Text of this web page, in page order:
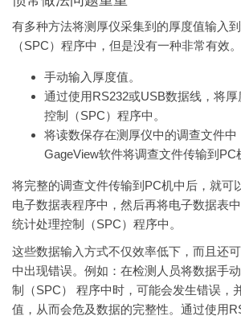
有多种方法将测厚仪采集到的厚度值输入
（SPC）程序中，但是没有一种非常有效
手动输入厚度值。
通过使用RS232或USB数据线，将
控制（SPC）程序中。
将读数保存在测厚仪中的调查文件中
GageView软件将调查文件传输到PC
将完整的调查文件传输到PC机中后，就可
电子数据表程序中，然后再将电子数据表
统计处理控制（SPC）程序中。
这些数据输入方式不仅效率低下，而且还
中出现错误。例如：在检测人员将数据手
制（SPC）
程序中时，可能会发生错误，
值，从而会危及数据的完整性。通过使用